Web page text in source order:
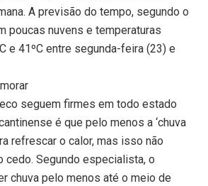
A previsão do tempo, segundo o
poucas nuvens e temperaturas
e 41ºC entre segunda-feira (23) e
seguem firmes em todo estado
é que pelo menos a ‘chuva
refrescar o calor, mas isso não
cedo. Segundo especialista, o
chuva pelo menos até o meio de